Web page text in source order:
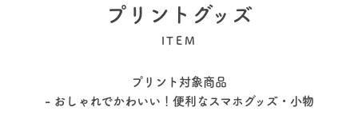
プリントグッズ
ITEM
プリント対象商品
- おしゃれでかわいい！便利なスマホグッズ・小物